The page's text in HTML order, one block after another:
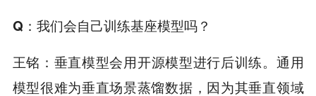
Q ：我们会自己训练基座模型吗？
王铭： 垂直模型会用开源模型进行后训练。通用
模型很难为垂直场景蒸馏数据，因为其垂直领域